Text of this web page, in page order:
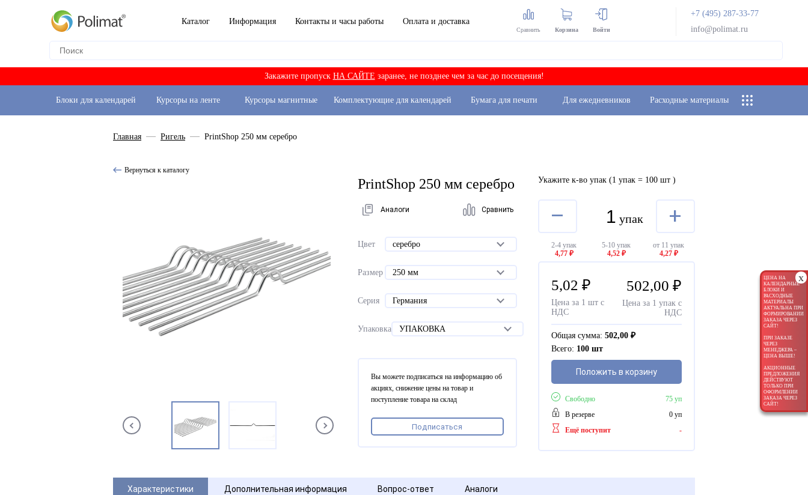
Каталог Информация Контакты и часы работы Оплата и доставка
Сравнить Корзина Войти
+7 (495) 287-33-77
info@polimat.ru
Закажите пропуск НА САЙТЕ заранее, не позднее чем за час до посещения!
Блоки для календарей Курсоры на ленте Курсоры магнитные Комплектующие для календарей Бумага для печати Для ежедневников Расходные материалы
x
ЦЕНА НА
КАЛЕНДАРНЫЕ
БЛОКИ И
РАСХОДНЫЕ
МАТЕРИАЛЫ
АКТУАЛЬНА ПРИ
ФОРМИРОВАНИИ
ЗАКАЗА ЧЕРЕЗ
САЙТ!
ПРИ ЗАКАЗЕ
ЧЕРЕЗ
МЕНЕДЖЕРА –
ЦЕНА ВЫШЕ!
АКЦИОННЫЕ
ПРЕДЛОЖЕНИЯ
ДЕЙСТВУЮТ
ТОЛЬКО ПРИ
ОФОРМЛЕНИИ
ЗАКАЗА ЧЕРЕЗ
САЙТ!
Главная Ригель PrintShop 250 мм серебро
Вернуться к каталогу
PrintShop 250 мм серебро
Аналоги Сравнить
Цвет серебро
Размер 250 мм
Серия Германия
Упаковка УПАКОВКА
Укажите к-во упак(1 упак = 100 шт )
– упак +
2-4 упак
4,77 ₽
5-10 упак
4,52 ₽
от 11 упак
4,27 ₽
5,02 ₽
Цена за 1 шт с
НДС
502,00 ₽
Цена за 1 упак с
НДС
Общая сумма: 502,00₽
Всего: 100 шт
Положить в корзину
Свободно
75 уп
В резерве
0 уп
Ещё поступит
-
Вы можете подписаться на информацию об
акциях, снижение цены на товар и
поступление товара на склад
Подписаться
Характеристики Дополнительная информация Вопрос-ответ Аналоги